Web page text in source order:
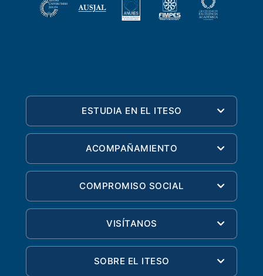
ESTUDIA EN EL ITESO
ACOMPAÑAMIENTO
COMPROMISO SOCIAL
VISÍTANOS
SOBRE EL ITESO